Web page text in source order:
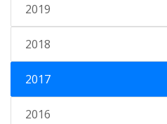
2019
2018
2017
2016